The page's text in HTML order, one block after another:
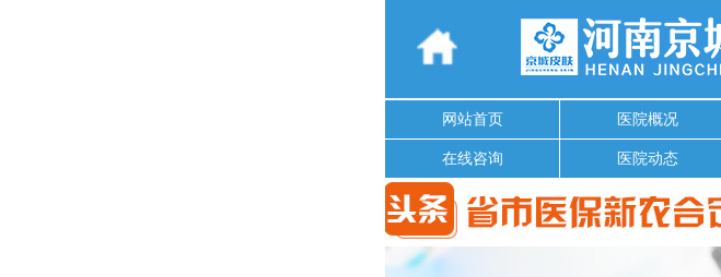
网站首页 医院概况
在线咨询 医院动态